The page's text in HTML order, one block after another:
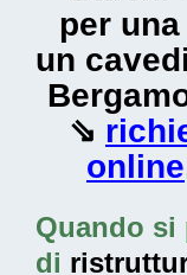
per
un
⇘
online
Quando si
di